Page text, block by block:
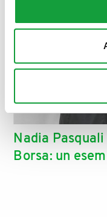
Nadia
Borsa: un